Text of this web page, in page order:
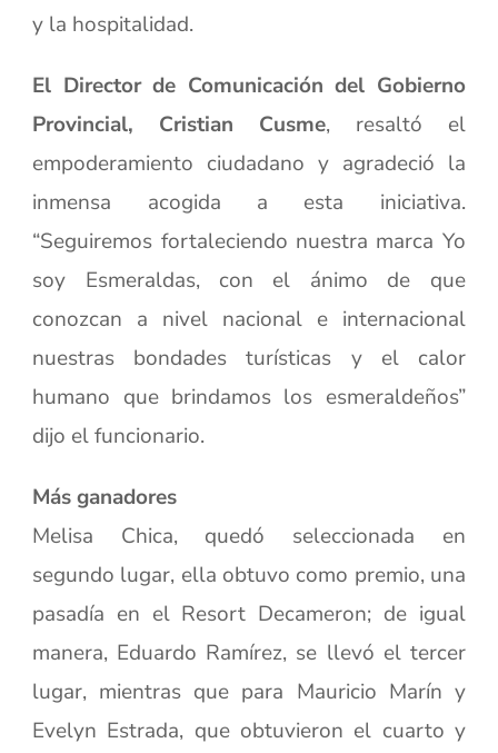
y la hospitalidad.
El Director de Comunicación del Gobierno
Provincial, Cristian Cusme, resaltó el
empoderamiento ciudadano y agradeció la
inmensa acogida a esta iniciativa.
“Seguiremos fortaleciendo nuestra marca Yo
soy Esmeraldas, con el ánimo de que
conozcan a nivel nacional e internacional
nuestras bondades turísticas y el calor
humano que brindamos los esmeraldeños”
dijo el funcionario.
Más ganadores
Melisa Chica, quedó seleccionada en
segundo lugar, ella obtuvo como premio, una
pasadía en el Resort Decameron; de igual
manera, Eduardo Ramírez, se llevó el tercer
lugar, mientras que para Mauricio Marín y
Evelyn Estrada, que obtuvieron el cuarto y